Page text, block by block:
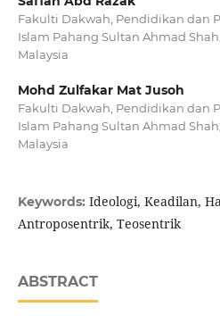
Fakulti Dakwah, Pendidikan dan
Islam Pahang Sultan Ahmad
Malaysia
Mohd Zulfakar Mat Jusoh
Fakulti Dakwah, Pendidikan dan
Islam Pahang Sultan Ahmad
Malaysia
Keywords: Ideologi, Keadilan,
Antroposentrik, Teosentrik
ABSTRACT